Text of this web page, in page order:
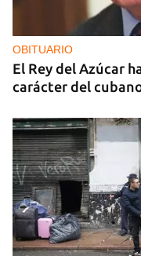
OBITUARIO
El Rey del Azúcar
carácter del